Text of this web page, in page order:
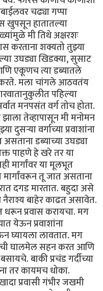
चढ्या गप्पा
खुपसून हातातल्या
मी तिथे अक्षरशः
करताना शक्यतो तुझ्या
उघड्या खिडक्या, सुसाट
एकूणच त्या डब्यातले
मला चांगले आठवतंय
पहिल्या
मनपसंत वर्ग तोच होता.
झाला तेव्हापासून मी मनोमन
दुसऱ्या वर्गाच्या प्रवाशांना
डब्याच्या उघड्या
पाहणे हे खरे तर या
मार्गांवर या मूलभूत
तू जात असताना
दगड मारतात. बहुदा असे
नैराश्य बाहेर काढत असावेत.
धरून प्रवास करायचा. मग
येऊन प्रवाशांना
घ्यायला लावतात. मग
घालमेल सहन करत आणि
बाकी प्रचंड गर्दीच्या
तर कायमच धोका.
प्रवासी गंभीर जखमी